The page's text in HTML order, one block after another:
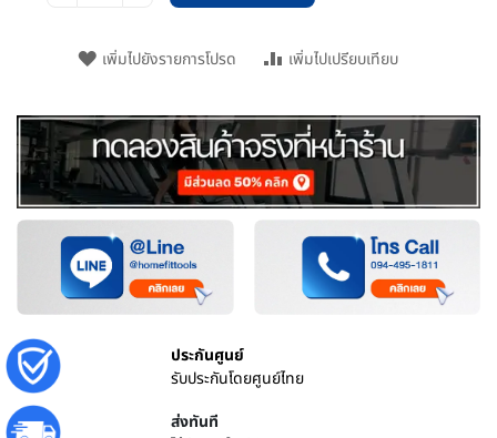
เพิ่มไปยังรายการโปรด เพิ่มไปเปรียบเทียบ
ประกันศูนย์
รับประกันโดยศูนย์ไทย
ส่งทันที